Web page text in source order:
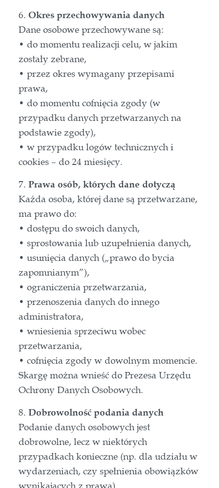
6. Okres przechowywania danych
Dane osobowe przechowywane są:
• do momentu realizacji celu, w jakim
zostały zebrane,
• przez okres wymagany przepisami
prawa,
• do momentu cofnięcia zgody (w
przypadku danych przetwarzanych na
podstawie zgody),
• w przypadku logów technicznych i
cookies – do 24 miesięcy.
7. Prawa osób, których dane dotyczą
Każda osoba, której dane są przetwarzane,
ma prawo do:
• dostępu do swoich danych,
• sprostowania lub uzupełnienia danych,
• usunięcia danych („prawo do bycia
zapomnianym”),
• ograniczenia przetwarzania,
• przenoszenia danych do innego
administratora,
• wniesienia sprzeciwu wobec
przetwarzania,
• cofnięcia zgody w dowolnym momencie.
Skargę można wnieść do Prezesa Urzędu
Ochrony Danych Osobowych.
8. Dobrowolność podania danych
Podanie danych osobowych jest
dobrowolne, lecz w niektórych
przypadkach konieczne (np. dla udziału w
wydarzeniach, czy spełnienia obowiązków